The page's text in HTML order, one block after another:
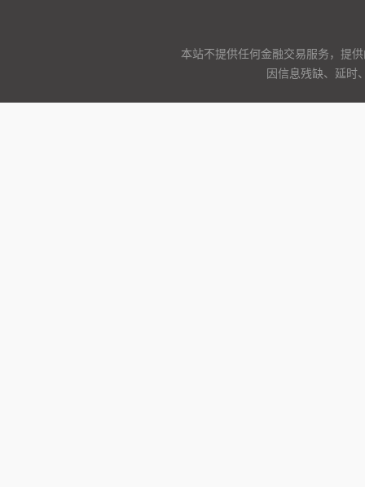
本站不提供任何金融交易服务，提
因信息残缺、延时